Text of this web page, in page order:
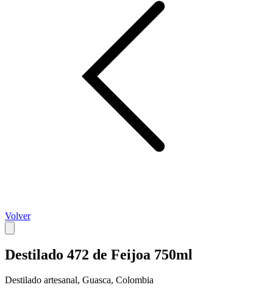
Volver
Destilado 472 de Feijoa 750ml
Destilado artesanal, Guasca, Colombia